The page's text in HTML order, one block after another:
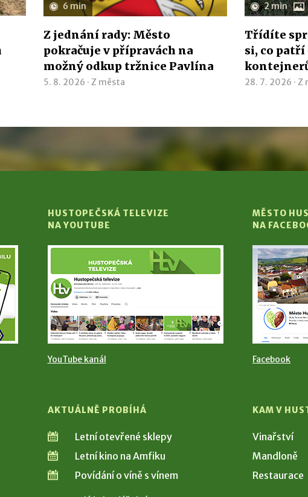
6 min
Z jednání rady: Město
pokračuje v přípravách na
možný odkup tržnice Pavlína
5. 8. 2026 ·Z města
2 min
Třídíte
si, co
28. 7. 2026 ·Z
HUSTOPEČSKÁ TELEVIZE
NA YOUTUBE
YouTube kanál
MĚSTO
NA
Facebook
AKTUÁLNĚ PROBÍHÁ
Letní otevřené sklepy
Letní kino na Amfiku
Povídání o víně s vínem
KAM V
Vinařství
Mandloně
Restaurace